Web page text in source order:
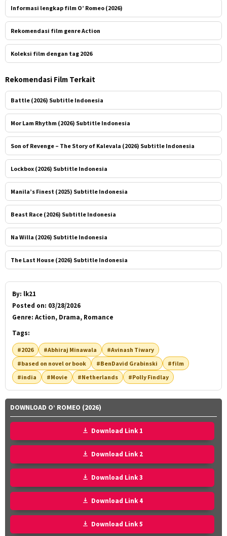
Informasi lengkap film O’ Romeo (2026)
Rekomendasi film genre Action
Koleksi film dengan tag 2026
Rekomendasi Film Terkait
Battle (2026) Subtitle Indonesia
Mor Lam Rhythm (2026) Subtitle Indonesia
Son of Revenge – The Story of Kalevala (2026) Subtitle Indonesia
Lockbox (2026) Subtitle Indonesia
Manila’s Finest (2025) Subtitle Indonesia
Beast Race (2026) Subtitle Indonesia
Na Willa (2026) Subtitle Indonesia
The Last House (2026) Subtitle Indonesia
By: lk21
Posted on: 03/28/2026
Genre: Action, Drama, Romance
Tags:
#2026 #Abhiraj Minawala
#Avinash Tiwary
#based on novel or book
#BenDavid Grabinski
#film
#india
#Movie #Netherlands #Polly Findlay
DOWNLOAD O’ ROMEO (2026)
Download Link 1
Download Link 2
Download Link 3
Download Link 4
Download Link 5